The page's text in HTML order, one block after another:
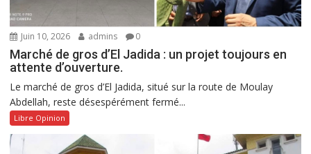
Juin 10, 2026 admins 0
Marché de gros d’El Jadida : un projet toujours en
attente d’ouverture.
Le marché de gros d’El Jadida, situé sur la route de Moulay
Abdellah, reste désespérément fermé...
Libre Opinion